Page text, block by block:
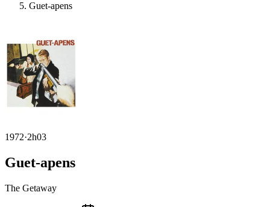
Guet-apens
1972·2h03
Guet-apens
The Getaway